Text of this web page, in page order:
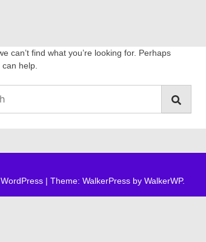
can’t find what you’re looking for. Perhaps
help.
| Theme: WalkerPress by WalkerWP.